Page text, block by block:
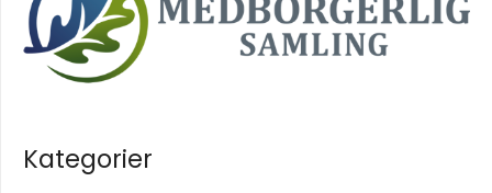
Kategorier